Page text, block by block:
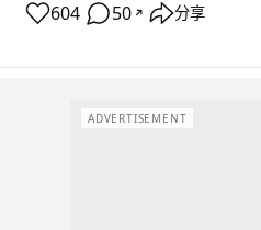
604 50 ↗ 分享
ADVERTISEMENT